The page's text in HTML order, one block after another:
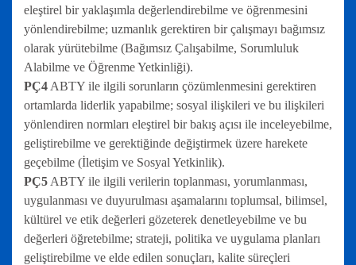
eleştirel bir yaklaşımla değerlendirebilme ve öğrenmesini
yönlendirebilme; uzmanlık gerektiren bir çalışmayı bağımsız
olarak yürütebilme (Bağımsız Çalışabilme, Sorumluluk
Alabilme ve Öğrenme Yetkinliği).
PÇ4 ABTY ile ilgili sorunların çözümlenmesini gerektiren
ortamlarda liderlik yapabilme; sosyal ilişkileri ve bu ilişkileri
yönlendiren normları eleştirel bir bakış açısı ile inceleyebilme,
geliştirebilme ve gerektiğinde değiştirmek üzere harekete
geçebilme (İletişim ve Sosyal Yetkinlik).
PÇ5 ABTY ile ilgili verilerin toplanması, yorumlanması,
uygulanması ve duyurulması aşamalarını toplumsal, bilimsel,
kültürel ve etik değerleri gözeterek denetleyebilme ve bu
değerleri öğretebilme; strateji, politika ve uygulama planları
geliştirebilme ve elde edilen sonuçları, kalite süreçleri